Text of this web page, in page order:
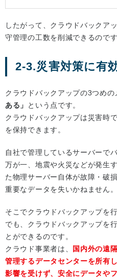
したがって、クラウドバックア
守管理の工数を削減できるのです
2-3.災害対策に有
クラウドバックアップの3つめの
ある」
という点です。
クラウドバックアップは災害時
を保持できます。
自社で管理しているサーバーで
万が一、地震や火災などが発生
た物理サーバー自体が故障・破
重要なデータを失いかねません。
そこでクラウドバックアップを
でも、クラウドバックアップを
とができるのです。
クラウド事業者は、
国内外の遠
管理するデータセンターを所有
影響を受けず、安全にデータや